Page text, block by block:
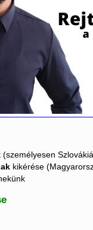
(személyesen
kikérése